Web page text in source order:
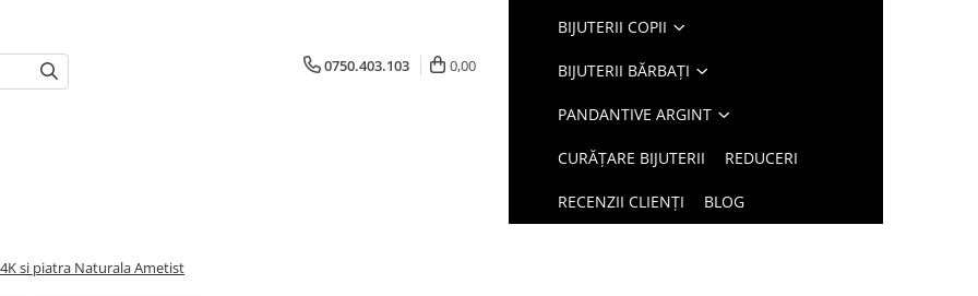
0750.403.103 0,00
BIJUTERII COPII
BIJUTERII BĂRBAȚI
PANDANTIVE ARGINT
CURĂȚARE BIJUTERII REDUCERI
RECENZII CLIENȚI BLOG
si piatra Naturala Ametist